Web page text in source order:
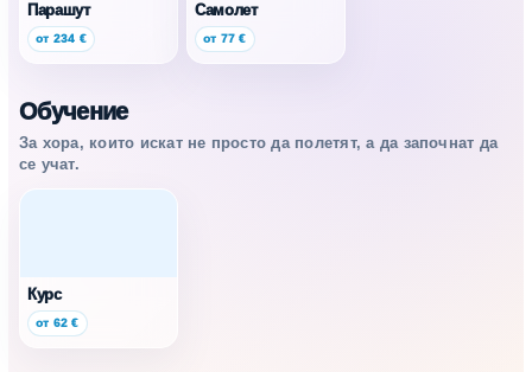
Парашут
от 234 €
Самолет
от 77 €
Обучение
За хора, които искат не просто да полетят, а да започнат да
се учат.
Курс
от 62 €